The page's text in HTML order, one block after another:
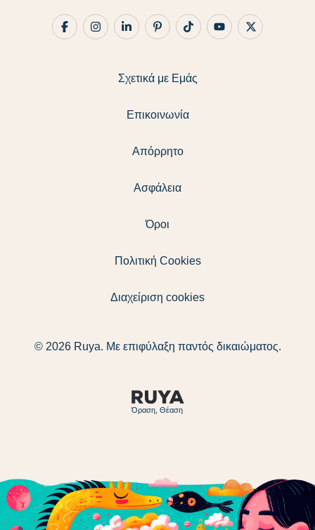
Όραση, Θέαση
Σχετικά με Εμάς
Επικοινωνία
Απόρρητο
Ασφάλεια
Όροι
Πολιτική Cookies
Διαχείριση cookies
© 2026 Ruya. Με επιφύλαξη παντός δικαιώματος.